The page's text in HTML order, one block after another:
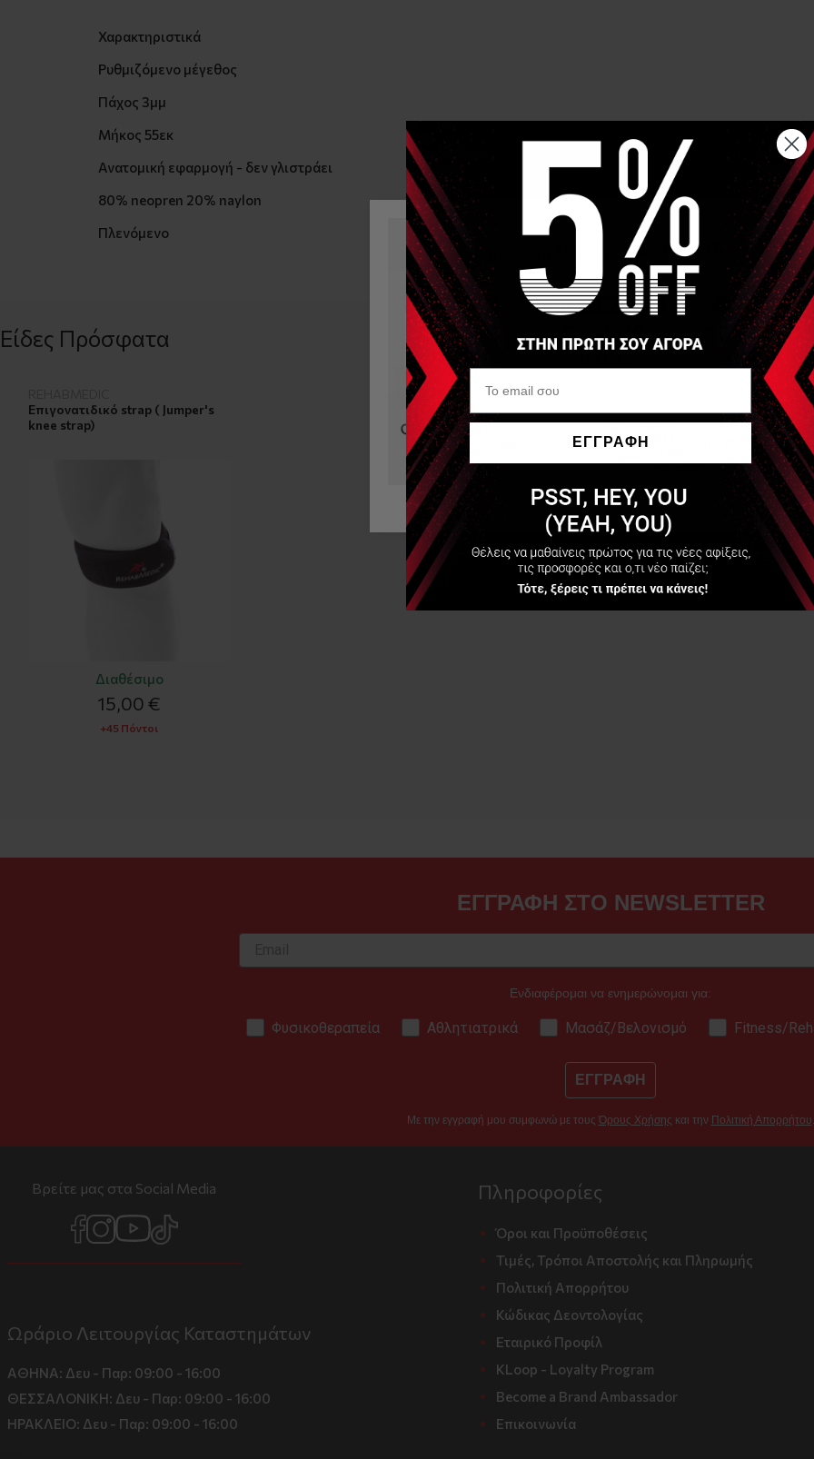
Χαρακτηριστικά
Ρυθμιζόμενο μέγεθος
Πάχος 3μμ
Μήκος 55εκ
Ανατομική εφαρμογή - δεν γλιστράει
80% neopren 20% naylon
Πλενόμενο
Είδες Πρόσφατα
Επιγονατιδικό strap ( Jumper's
knee strap)
Διαθέσιμο
15,00 €
+45 Πόντοι
ΕΓΓΡΑΦΗ ΣΤΟ NEWSLETTER
Ενδιαφέρομαι να ενημερώνομαι για:
Φυσικοθεραπεία Αθλητιατρικά Μασάζ/Βελονισμό Fitness/
ΕΓΓΡΑΦΗ
Με την εγγραφή μου συμφωνώ με τους Όρους Χρήσης και την Πολιτική Απορρήτου.
Βρείτε μας στα Social Media
Ωράριο Λειτουργίας Καταστημάτων
ΑΘΗΝΑ: Δευ - Παρ: 09:00 - 16:00
ΘΕΣΣΑΛΟΝΙΚΗ: Δευ - Παρ: 09:00 - 16:00
ΗΡΑΚΛΕΙΟ: Δευ - Παρ: 09:00 - 16:00
Πληροφορίες
Όροι και Προϋποθέσεις
Τιμές, Τρόποι Αποστολής και Πληρωμής
Πολιτική Απορρήτου
Κώδικας Δεοντολογίας
Εταιρικό Προφίλ
KLoop - Loyalty Program
Become a Brand Ambassador
Επικοινωνία
Να μην εμφανιστεί ξανά
ΕΓΓΡΑΦΗ